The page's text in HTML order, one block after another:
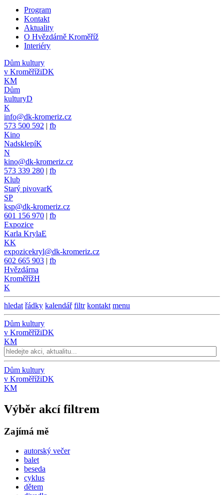
Program
Kontakt
Aktuality
O Hvězdárně Kroměříž
Interiéry
Dům kultury
v KroměřížiDK
KM
Dům
kulturyD
K
info@dk-kromeriz.cz
573 500 592 | fb
Kino
NadsklepíK
N
kino@dk-kromeriz.cz
573 339 280 | fb
Klub
Starý pivovarK
SP
ksp@dk-kromeriz.cz
601 156 970 | fb
Expozice
Karla KrylaE
KK
expozicekryl@dk-kromeriz.cz
602 665 903 | fb
Hvězdárna
KroměřížH
K
hledat řádky kalendář filtr kontakt menu
Dům kultury
v KroměřížiDK
KM
Dům kultury
v KroměřížiDK
KM
Výběr akcí filtrem
Zajímá mě
autorský večer
balet
beseda
cyklus
dětem